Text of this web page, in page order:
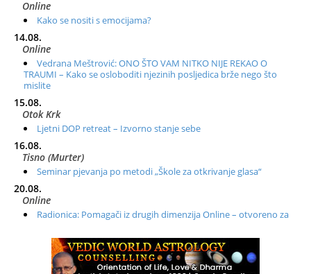
Online
Kako se nositi s emocijama?
14.08.
Online
Vedrana Meštrović: ONO ŠTO VAM NITKO NIJE REKAO O
TRAUMI – Kako se osloboditi njezinih posljedica brže nego što
mislite
15.08.
Otok Krk
Ljetni DOP retreat – Izvorno stanje sebe
16.08.
Tisno (Murter)
Seminar pjevanja po metodi „Škole za otkrivanje glasa“
20.08.
Online
Radionica: Pomagači iz drugih dimenzija Online – otvoreno za
Zagreb+Online
Osnovni ThetaHealing® tečaj, Zagreb i Online